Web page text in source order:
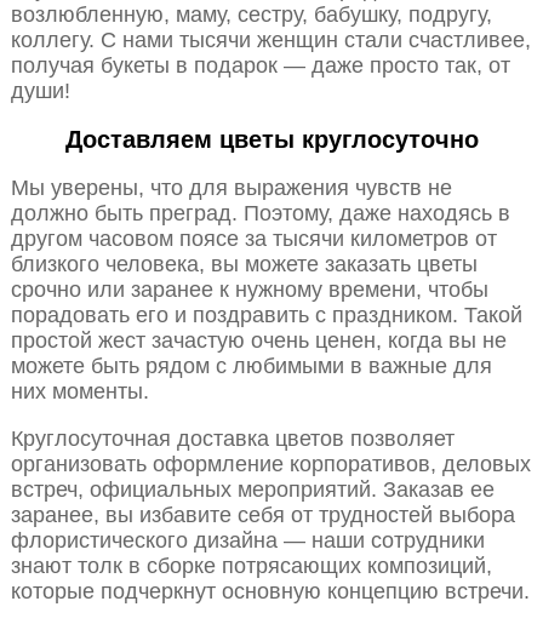
возлюбленную, маму, сестру, бабушку, подругу,
коллегу. С нами тысячи женщин стали счастливее,
получая букеты в подарок — даже просто так, от
души!
Доставляем цветы круглосуточно
Мы уверены, что для выражения чувств не
должно быть преград. Поэтому, даже находясь в
другом часовом поясе за тысячи километров от
близкого человека, вы можете заказать цветы
срочно или заранее к нужному времени, чтобы
порадовать его и поздравить с праздником. Такой
простой жест зачастую очень ценен, когда вы не
можете быть рядом с любимыми в важные для
них моменты.
Круглосуточная доставка цветов позволяет
организовать оформление корпоративов, деловых
встреч, официальных мероприятий. Заказав ее
заранее, вы избавите себя от трудностей выбора
флористического дизайна — наши сотрудники
знают толк в сборке потрясающих композиций,
которые подчеркнут основную концепцию встречи.